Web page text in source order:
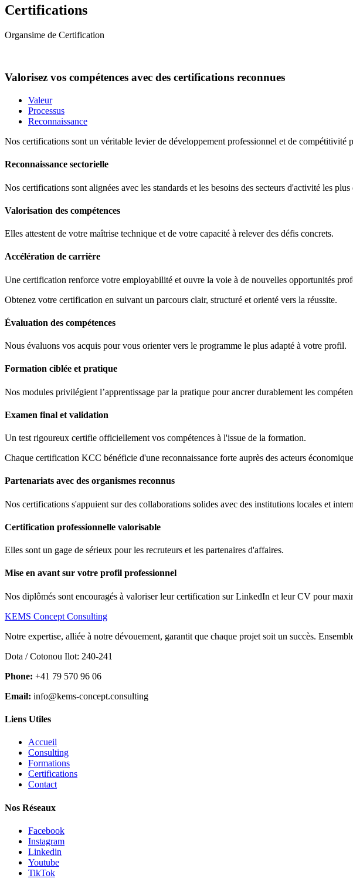
Certifications
Organsime de Certification
Valorisez vos compétences avec des certifications reconnues
Valeur
Processus
Reconnaissance
Nos certifications sont un véritable levier de développement professionnel et de compétitivité
Reconnaissance sectorielle
Nos certifications sont alignées avec les standards et les besoins des secteurs d'activité les
Valorisation des compétences
Elles attestent de votre maîtrise technique et de votre capacité à relever des défis concrets.
Accélération de carrière
Une certification renforce votre employabilité et ouvre la voie à de nouvelles opportunités
Obtenez votre certification en suivant un parcours clair, structuré et orienté vers la réussite.
Évaluation des compétences
Nous évaluons vos acquis pour vous orienter vers le programme le plus adapté à votre profil.
Formation ciblée et pratique
Nos modules privilégient l’apprentissage par la pratique pour ancrer durablement les
Examen final et validation
Un test rigoureux certifie officiellement vos compétences à l'issue de la formation.
Chaque certification KCC bénéficie d'une reconnaissance forte auprès des acteurs
Partenariats avec des organismes reconnus
Nos certifications s'appuient sur des collaborations solides avec des institutions locales et
Certification professionnelle valorisable
Elles sont un gage de sérieux pour les recruteurs et les partenaires d'affaires.
Mise en avant sur votre profil professionnel
Nos diplômés sont encouragés à valoriser leur certification sur LinkedIn et leur CV pour
KEMS Concept Consulting
Notre expertise, alliée à notre dévouement, garantit que chaque projet soit un succès.
Dota / Cotonou Ilot: 240-241
Phone: +41 79 570 96 06
Email: info@kems-concept.consulting
Liens Utiles
Accueil
Consulting
Formations
Certifications
Contact
Nos Réseaux
Facebook
Instagram
Linkedin
Youtube
TikTok